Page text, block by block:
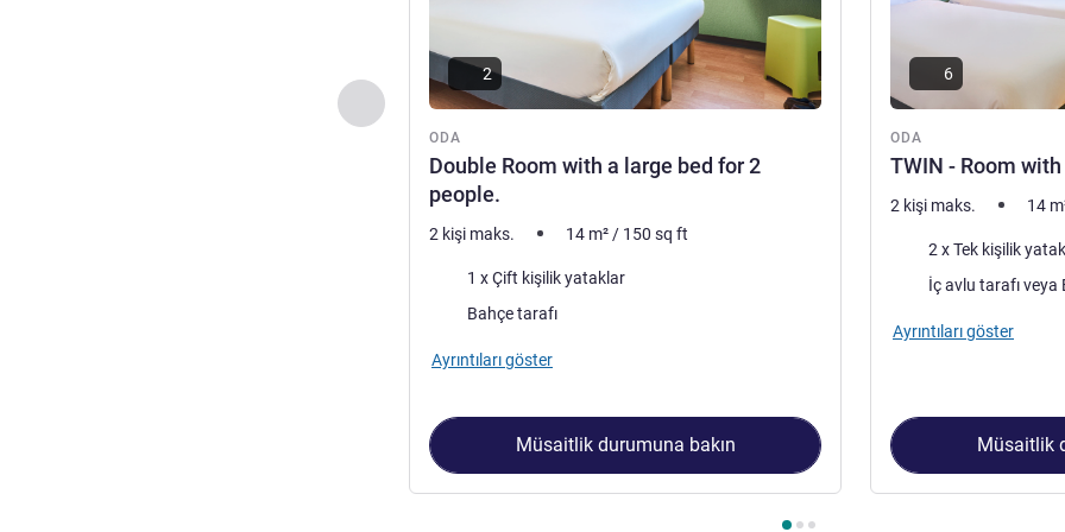
Önceki - Oda
ODA
Double Room with a large bed for 2
people.
2
2 kişi maks. 14 m² / 150 sq ft
1 x Çift kişilik yataklar
Manzara:Bahçe tarafı
Ayrıntıları göster
Müsaitlik durumuna bakın
ODA
TWIN - Room
6
2 kişi maks. 14
2 x Tek kişilik
Manzara:
Ayrıntıları göster
Müsaitlik